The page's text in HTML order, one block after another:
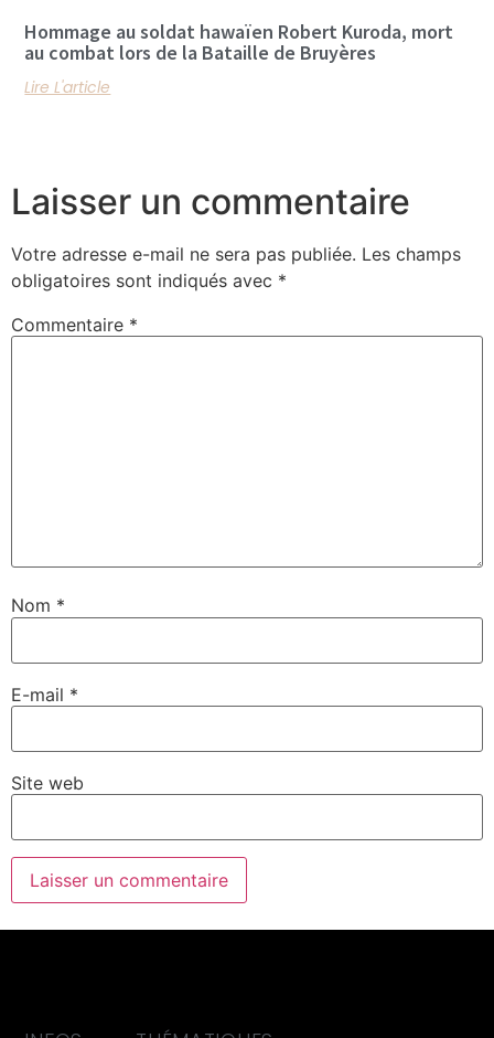
Hommage au soldat hawaïen Robert Kuroda, mort
au combat lors de la Bataille de Bruyères
Lire L'article
Laisser un commentaire
Votre adresse e-mail ne sera pas publiée. Les champs
obligatoires sont indiqués avec *
Commentaire *
Nom *
E-mail *
Site web